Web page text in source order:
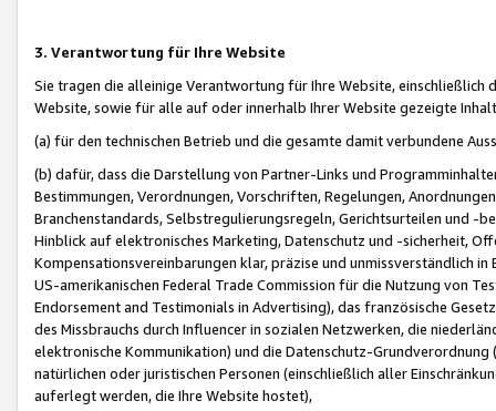
3. Verantwortung für Ihre Website
Sie tragen die alleinige Verantwortung für Ihre Website,
Website, sowie für alle auf oder innerhalb Ihrer Website gezeigte
(a) für den technischen Betrieb und die gesamte damit verbundene
(b) dafür, dass die Darstellung von Partner-Links und
Bestimmungen, Verordnungen, Vorschriften, Regelungen,
Branchenstandards, Selbstregulierungsregeln, Gerichtsurteilen und -
Hinblick auf elektronisches Marketing, Datenschutz und -sicherheit,
Kompensationsvereinbarungen klar, präzise und unmissverständlich
US-amerikanischen Federal Trade Commission für die Nutzung von
Endorsement and Testimonials in Advertising), das französische
des Missbrauchs durch Influencer in sozialen Netzwerken, die
elektronische Kommunikation) und die Datenschutz-
natürlichen oder juristischen Personen (einschließlich aller
auferlegt werden, die Ihre Website hostet),